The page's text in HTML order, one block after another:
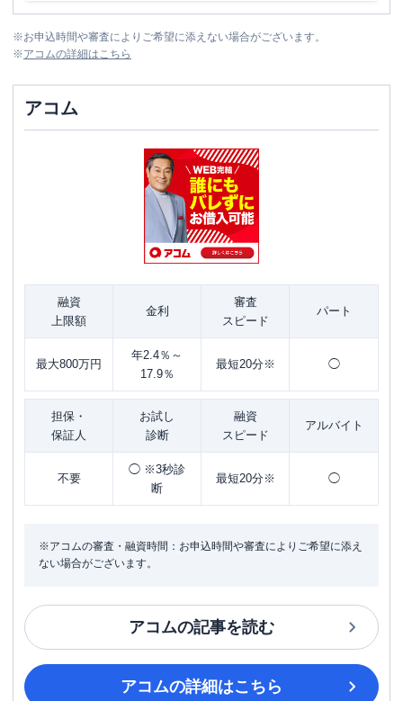
※お申込時間や審査によりご希望に添えない場合がございます。
※アコムの詳細はこちら
アコム
融資
上限額
金利
審査
スピード
パート
最大800万円
年2.4％～
17.9％
最短20分※ ◯
担保・
保証人
お試し
診断
融資
スピード
アルバイト
不要
◯ ※3秒診
断
最短20分※ ◯
※アコムの審査・融資時間：お申込時間や審査によりご希望に添え
ない場合がございます。
アコムの記事を読む
アコムの詳細はこちら